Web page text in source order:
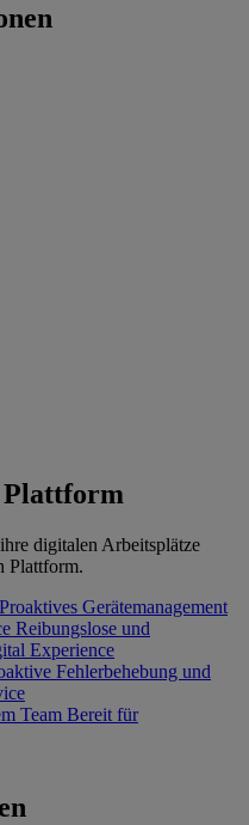
Plattform
digitalen Arbeitsplätze
Plattform.
Proaktives Gerätemanagement
Reibungslose und
Experience
Fehlerbehebung und
Team Bereit für